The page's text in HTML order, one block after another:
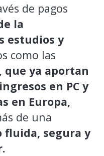
de pagos
la
estudios y
como las
que ya aportan
en PC y
en Europa,
de una
fluida, segura y